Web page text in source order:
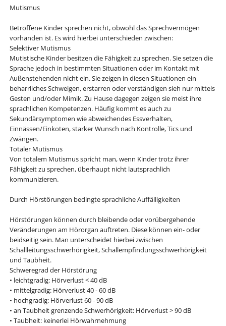
Mutismus
Betroffene Kinder sprechen nicht, obwohl das Sprechvermögen
vorhanden ist. Es wird hierbei unterschieden zwischen:
Selektiver Mutismus
Mutistische Kinder besitzen die Fähigkeit zu sprechen. Sie setzen die
Sprache jedoch in bestimmten Situationen oder im Kontakt mit
Außenstehenden nicht ein. Sie zeigen in diesen Situationen ein
beharrliches Schweigen, erstarren oder verständigen sieh nur mittels
Gesten und/oder Mimik. Zu Hause dagegen zeigen sie meist ihre
sprachlichen Kompetenzen. Häufig kommt es auch zu
Sekundärsymptomen wie abweichendes Essverhalten,
Einnässen/Einkoten, starker Wunsch nach Kontrolle, Tics und
Zwängen.
Totaler Mutismus
Von totalem Mutismus spricht man, wenn Kinder trotz ihrer
Fähigkeit zu sprechen, überhaupt nicht lautsprachlich
kommunizieren.
Durch Hörstörungen bedingte sprachliche Auffälligkeiten
Hörstörungen können durch bleibende oder vorübergehende
Veränderungen am Hörorgan auftreten. Diese können ein- oder
beidseitig sein. Man unterscheidet hierbei zwischen
Schallleitungsschwerhörigkeit, Schallempfindungsschwerhörigkeit
und Taubheit.
Schweregrad der Hörstörung
• leichtgradig: Hörverlust < 40 dB
• mittelgradig: Hörverlust 40 - 60 dB
• hochgradig: Hörverlust 60 - 90 dB
• an Taubheit grenzende Schwerhörigkeit: Hörverlust > 90 dB
• Taubheit: keinerlei Hörwahrnehmung